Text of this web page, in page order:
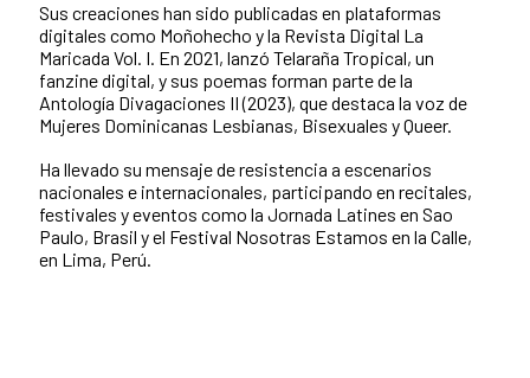
Sus creaciones han sido publicadas en plataformas
digitales como Moñohecho y la Revista Digital La
Maricada Vol. I. En 2021, lanzó Telaraña Tropical, un
fanzine digital, y sus poemas forman parte de la
Antología Divagaciones II (2023), que destaca la voz de
Mujeres Dominicanas Lesbianas, Bisexuales y Queer.
Ha llevado su mensaje de resistencia a escenarios
nacionales e internacionales, participando en recitales,
festivales y eventos como la Jornada Latines en Sao
Paulo, Brasil y el Festival Nosotras Estamos en la Calle,
en Lima, Perú.